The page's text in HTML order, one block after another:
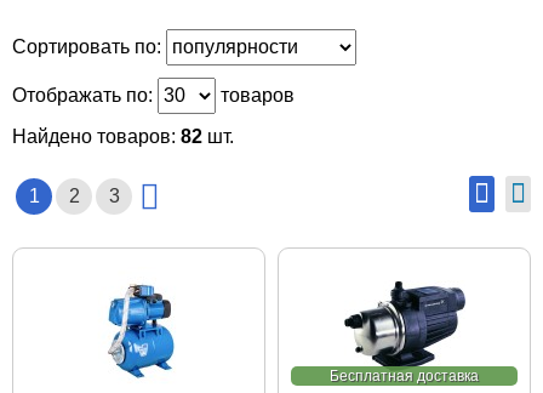
Сортировать по:
Отображать по:
товаров
Найдено товаров: 82 шт.
1 2 3
Бесплатная доставка